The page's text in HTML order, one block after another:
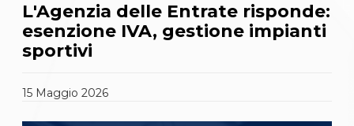
Trasparenza
Judo
L'Agenzia delle Entrate risponde:
esenzione IVA, gestione impianti
sportivi
15 Maggio2026